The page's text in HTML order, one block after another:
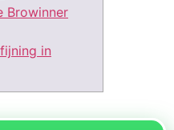
Browinner
in